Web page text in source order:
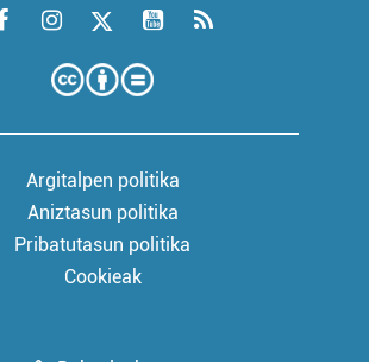
Argitalpen politika
Aniztasun politika
Pribatutasun politika
Cookieak